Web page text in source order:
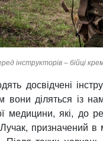
інструкторів – бійці
досвідчені
вони діляться із
медицини, які, до
призначений